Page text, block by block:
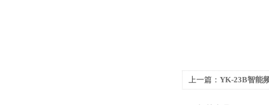
上一篇： YK-23B智能